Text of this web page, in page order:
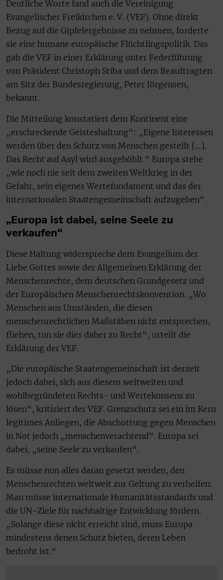
Deutliche Worte fand auch die Vereinigung
Evangelischer Freikirchen e. V. (VEF). Ohne direkt
Bezug auf die Gipfelergebnisse zu nehmen, forderte
sie eine humane europäische Flüchtlingspolitik. Das
gab die VEF in einer Erklärung unter Federführung
von Präsident Christoph Stiba und dem Beauftragten
am Sitz der Bundesregierung, Peter Jörgensen,
bekannt.
Die Mitteilung konstatiert dem Kontinent eine
„erschreckende Geisteshaltung“: „Eigene Interessen
werden über den Schutz von Menschen gestellt […].
Das Recht auf Asyl wird ausgehöhlt.“ Europa stehe
„wie noch nie seit dem zweiten Weltkrieg in der
Gefahr, sein eigenes Wertefundament und das der
internationalen Staatengemeinschaft aufzugeben“.
„Europa ist dabei, seine Seele zu
verkaufen“
Diese Haltung widerspreche dem Evangelium der
Liebe Gottes sowie der Allgemeinen Erklärung der
Menschenrechte, dem deutschen Grundgesetz und
der Europäischen Menschenrechtskonvention. „Wo
Menschen aus Umständen, die diesen
menschenrechtlichen Maßstäben nicht entsprechen,
fliehen, tun sie dies daher zu Recht“, urteilt die
Erklärung der VEF.
„Die europäische Staatengemeinschaft ist derzeit
jedoch dabei, sich aus diesem weltweiten und
wohlbegründeten Rechts- und Wertekonsens zu
lösen“, kritisiert der VEF. Grenzschutz sei ein im Kern
legitimes Anliegen, die Abschottung gegen Menschen
in Not jedoch „menschenverachtend“. Europa sei
dabei, „seine Seele zu verkaufen“.
Es müsse nun alles daran gesetzt werden, den
Menschenrechten weltweit zur Geltung zu verhelfen.
Man müsse internationale Humanitätsstandards und
die UN-Ziele für nachhaltige Entwicklung fördern.
„Solange diese nicht erreicht sind, muss Europa
mindestens denen Schutz bieten, deren Leben
bedroht ist.“